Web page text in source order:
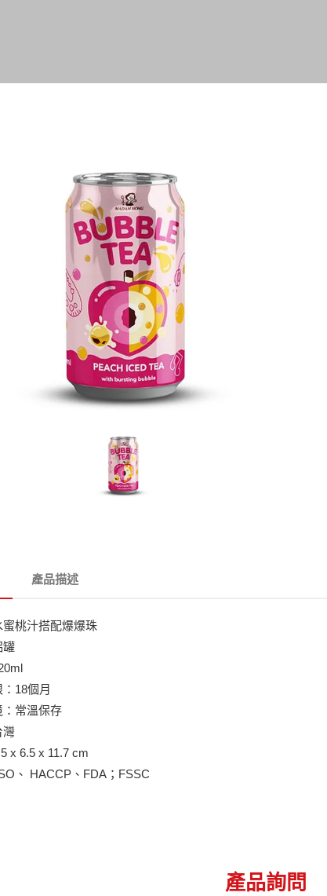
產品描述
桃汁搭配爆爆珠
18個月
常溫保存
x 6.5 x 11.7 cm
、 HACCP、FDA；FSSC
產品詢問